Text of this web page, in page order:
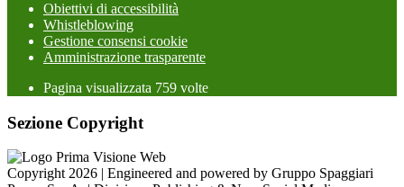
Obiettivi di accessibilità
Whistleblowing
Gestione consensi cookie
Amministrazione trasparente
Pagina visualizzata 759 volte
Sezione Copyright
Copyright 2026 | Engineered and powered by Gruppo Spaggiari